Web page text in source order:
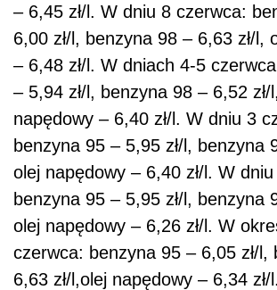
– 6,45 zł/l. W dniu 8 czerwca:
6,00 zł/l, benzyna 98 – 6,63 zł/l,
– 6,48 zł/l. W dniach 4-5
– 5,94 zł/l, benzyna 98 – 6,52 zł/
napędowy – 6,40 zł/l. W dniu 3
benzyna 95 – 5,95 zł/l, benzyna
olej napędowy – 6,40 zł/l. W
benzyna 95 – 5,95 zł/l, benzyna
olej napędowy – 6,26 zł/l. W
czerwca: benzyna 95 – 6,05 zł/l,
6,63 zł/l,olej napędowy – 6,34